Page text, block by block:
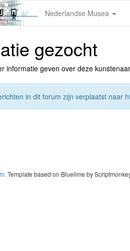
Nederlandse Musea
gezocht
informatie geven over deze
in dit forum zijn verplaatst naar
. Template based on Bluelime by